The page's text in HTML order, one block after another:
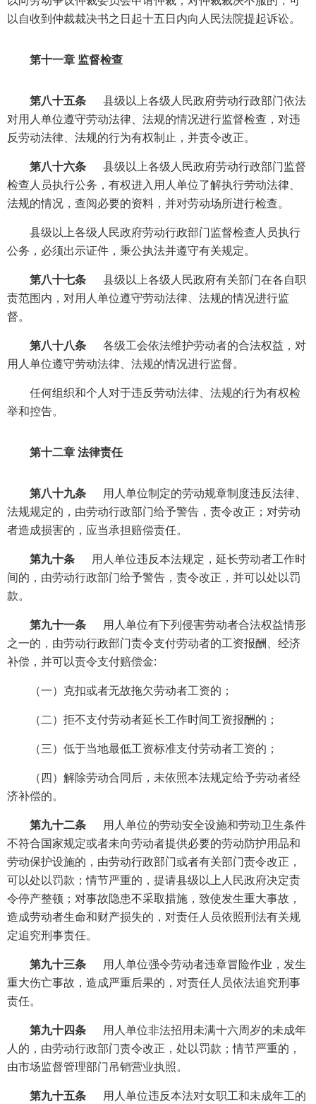
以自收到仲裁裁决书之日起十五日内向人民法院提起诉讼。
第十一章 监督检查
第八十五条
县级以上各级人民政府劳动行政部门依法
对用人单位遵守劳动法律、法规的情况进行监督检查，对违
反劳动法律、法规的行为有权制止，并责令改正。
第八十六条
县级以上各级人民政府劳动行政部门监督
检查人员执行公务，有权进入用人单位了解执行劳动法律、
法规的情况，查阅必要的资料，并对劳动场所进行检查。
县级以上各级人民政府劳动行政部门监督检查人员执行
公务，必须出示证件，秉公执法并遵守有关规定。
第八十七条
县级以上各级人民政府有关部门在各自职
责范围内，对用人单位遵守劳动法律、法规的情况进行监
督。
第八十八条
各级工会依法维护劳动者的合法权益，对
用人单位遵守劳动法律、法规的情况进行监督。
任何组织和个人对于违反劳动法律、法规的行为有权检
举和控告。
第十二章 法律责任
第八十九条
用人单位制定的劳动规章制度违反法律、
法规规定的，由劳动行政部门给予警告，责令改正；对劳动
者造成损害的，应当承担赔偿责任。
第九十条
用人单位违反本法规定，延长劳动者工作时
间的，由劳动行政部门给予警告，责令改正，并可以处以罚
款。
第九十一条
用人单位有下列侵害劳动者合法权益情形
之一的，由劳动行政部门责令支付劳动者的工资报酬、经济
补偿，并可以责令支付赔偿金:
（一）克扣或者无故拖欠劳动者工资的；
（二）拒不支付劳动者延长工作时间工资报酬的；
（三）低于当地最低工资标准支付劳动者工资的；
（四）解除劳动合同后，未依照本法规定给予劳动者经
济补偿的。
第九十二条
用人单位的劳动安全设施和劳动卫生条件
不符合国家规定或者未向劳动者提供必要的劳动防护用品和
劳动保护设施的，由劳动行政部门或者有关部门责令改正，
可以处以罚款；情节严重的，提请县级以上人民政府决定责
令停产整顿；对事故隐患不采取措施，致使发生重大事故，
造成劳动者生命和财产损失的，对责任人员依照刑法有关规
定追究刑事责任。
第九十三条
用人单位强令劳动者违章冒险作业，发生
重大伤亡事故，造成严重后果的，对责任人员依法追究刑事
责任。
第九十四条
用人单位非法招用未满十六周岁的未成年
人的，由劳动行政部门责令改正，处以罚款；情节严重的，
由市场监督管理部门吊销营业执照。
第九十五条
用人单位违反本法对女职工和未成年工的